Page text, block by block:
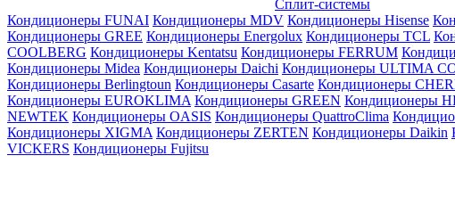
Сплит-системы
Кондиционеры FUNAI Кондиционеры MDV Кондиционеры Hisense
Кондиционеры GREE Кондиционеры Energolux Кондиционеры TCL
СOOLBERG Кондиционеры Kentatsu Кондиционеры FERRUM
Кондиционеры Midea Кондиционеры Daichi Кондиционеры ULTIMA
Кондиционеры Berlingtoun Кондиционеры Casarte Кондиционеры
Кондиционеры EUROKLIMA Кондиционеры GREEN Кондиционеры
NEWTEK Кондиционеры OASIS Кондиционеры QuattroClima
Кондиционеры XIGMA Кондиционеры ZERTEN Кондиционеры Daikin
VICKERS Кондиционеры Fujitsu